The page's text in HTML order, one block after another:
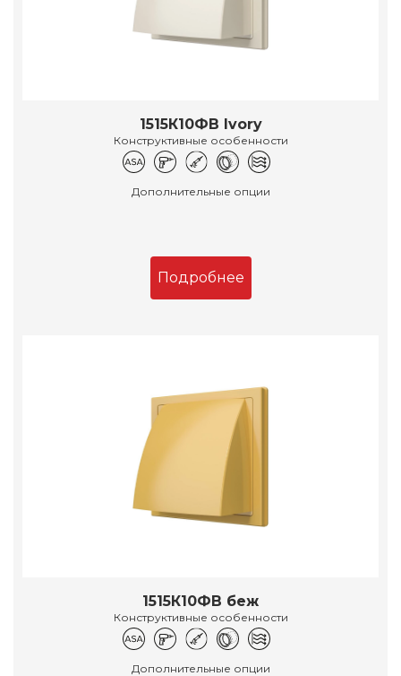
1515К10ФВ Ivory
Конструктивные особенности
Дополнительные опции
Подробнее
1515К10ФВ беж
Конструктивные особенности
Дополнительные опции